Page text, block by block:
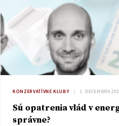
KONZERVATÍVNE KLUBY 1. DECEMBRA
Sú opatrenia vlád v
správne?